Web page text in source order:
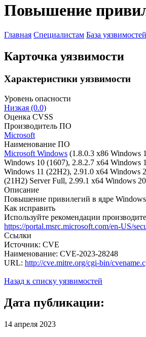
Повышение
Главная Специалистам База уязвимостей
Карточка уязвимости
Характеристики уязвимости
Уровень опасности
Низкая (0.0)
Оценка CVSS
Производитель ПО
Microsoft
Наименование ПО
Microsoft Windows (1.8.0.3 x86 Windows
Windows 10 (1607), 2.8.2.7 x64 Windows
Windows 11 (22H2), 2.91.0 x64 Windows
(21H2) Server Full, 2.99.1 x64 Windows
Описание
Повышение привилегий в ядре Windows
Как исправить
Используйте рекомендации
https://portal.msrc.microsoft.com/en-US/
Ссылки
Источник: CVE
Наименование: CVE-2023-28248
URL: http://cve.mitre.org/cgi-bin/
Назад к списку уязвимостей
Дата публикации:
14 апреля 2023